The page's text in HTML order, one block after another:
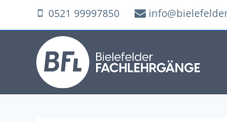
Inhalt
springen
0521 99997850